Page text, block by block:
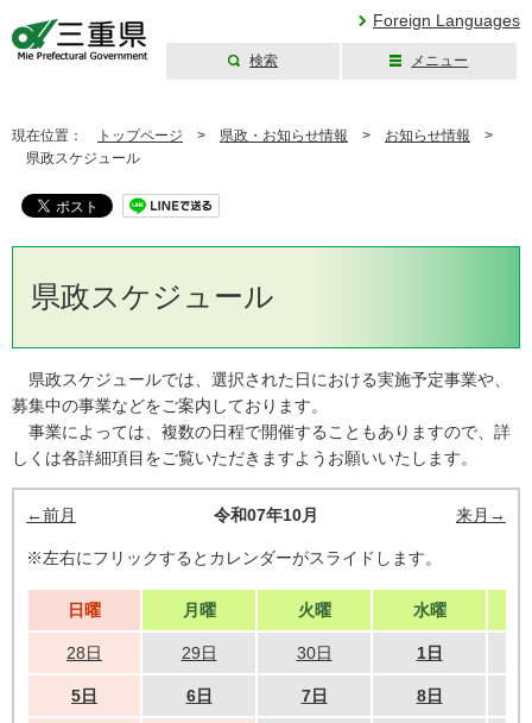
Foreign Languages
検索 メニュー
現在位置： トップページ > 県政・お知らせ情報 > お知らせ情報 >
県政スケジュール
県政スケジュール
県政スケジュールでは、選択された日における実施予定事業や、
募集中の事業などをご案内しております。
事業によっては、複数の日程で開催することもありますので、詳
しくは各詳細項目をご覧いただきますようお願いいたします。
←前月 令和07年10月 来月→
※左右にフリックするとカレンダーがスライドします。
日曜 月曜 火曜 水曜
28日 29日 30日 1日
5日 6日 7日 8日